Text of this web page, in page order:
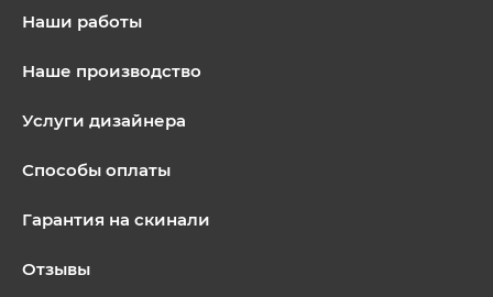
Наши работы
Наше производство
Услуги дизайнера
Способы оплаты
Гарантия на скинали
Отзывы